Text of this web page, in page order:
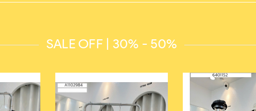
SALE OFF | 30% - 50%